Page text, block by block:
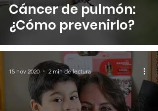
Cáncer de pulmón:
¿Cómo prevenirlo?
15 nov 2020 2 min de lectura